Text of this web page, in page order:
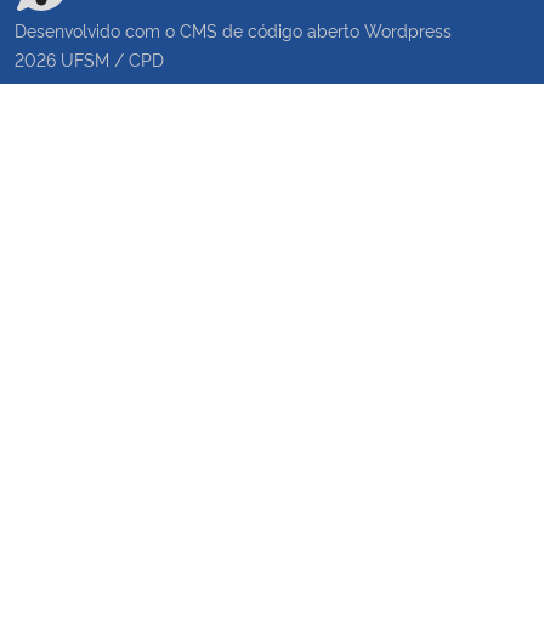
Desenvolvido com o CMS de código aberto Wordpress
2026 UFSM / CPD